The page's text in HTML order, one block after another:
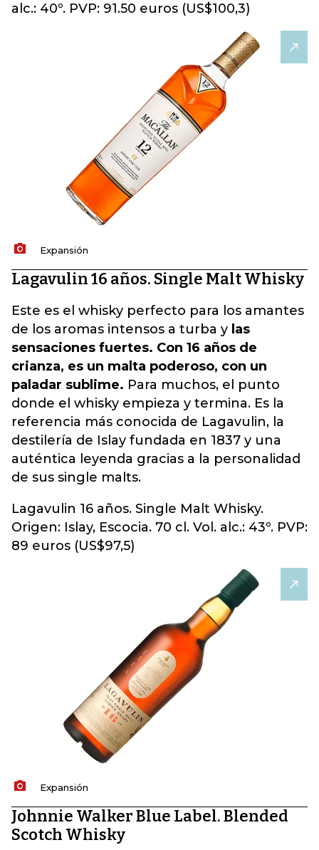
alc.: 40º. PVP: 91.50 euros (US$100,3)
Expansión
Lagavulin 16 años. Single Malt Whisky
Este es el whisky perfecto para los amantes
de los aromas intensos a turba y las
sensaciones fuertes. Con 16 años de
crianza, es un malta poderoso, con un
paladar sublime. Para muchos, el punto
donde el whisky empieza y termina. Es la
referencia más conocida de Lagavulin, la
destilería de Islay fundada en 1837 y una
auténtica leyenda gracias a la personalidad
de sus single malts.
Lagavulin 16 años. Single Malt Whisky.
Origen: Islay, Escocia. 70 cl. Vol. alc.: 43º. PVP:
89 euros (US$97,5)
Expansión
Johnnie Walker Blue Label. Blended
Scotch Whisky